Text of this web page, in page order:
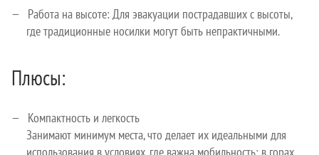
Работа на высоте: Для эвакуации пострадавших с высоты,
где традиционные носилки могут быть непрактичными.
Плюсы:
Компактность и легкость
Занимают минимум места, что делает их идеальными для